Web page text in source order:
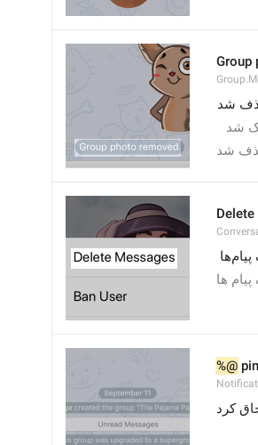
Group
شد
شد
شد
ها
%@
کرد